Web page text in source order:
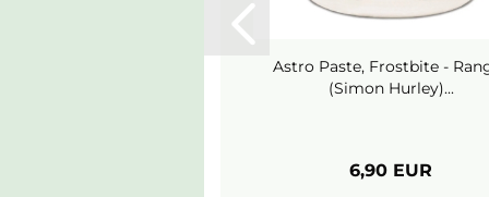
Astro Paste, Frostbite -
(Simon Hurley)...
6,90 EUR